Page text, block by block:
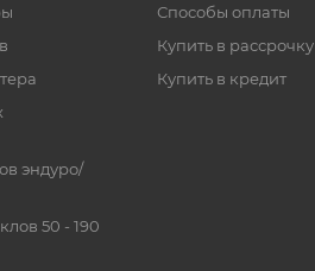
эндуро/
50 - 190
Способы оплаты
Купить в рассрочку
Купить в кредит